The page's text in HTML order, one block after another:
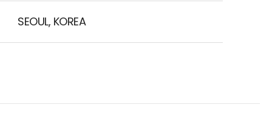
SEOUL, KOREA